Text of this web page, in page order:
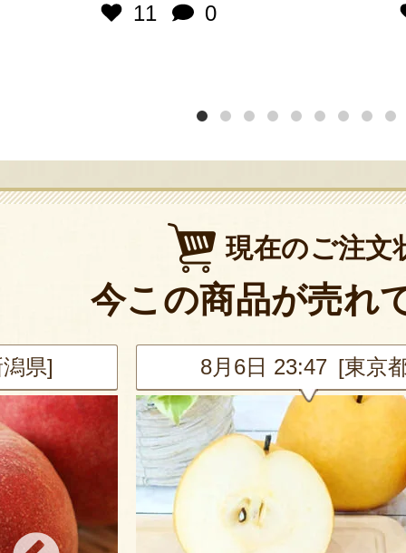
11
0
現在のご注文
今この商品が売れ
県] 8月6日 23:47 [東京